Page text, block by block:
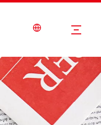
Contactez-Nous